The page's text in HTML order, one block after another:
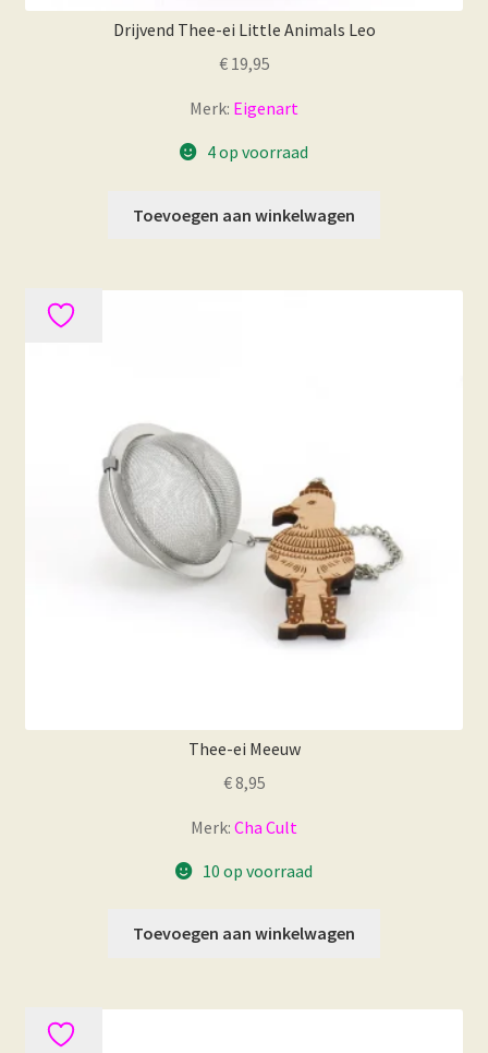
Drijvend Thee-ei Little Animals Leo
€19,95
Merk: Eigenart
4 op voorraad
Toevoegen aan winkelwagen
Thee-ei Meeuw
€8,95
Merk: Cha Cult
10 op voorraad
Toevoegen aan winkelwagen